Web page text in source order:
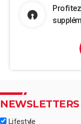
NEWSLETTERS
Lifestyle